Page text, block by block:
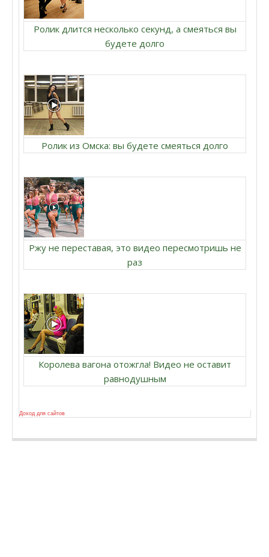
Ролик длится несколько секунд, а смеяться вы
будете долго
Ролик из Омска: вы будете смеяться долго
Ржу не переставая, это видео пересмотришь не
раз
Королева вагона отожгла! Видео не оставит
равнодушным
Доход для сайтов